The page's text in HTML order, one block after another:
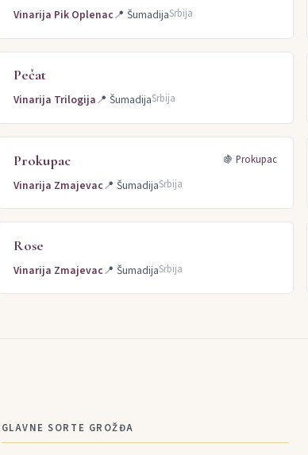
Vinarija Pik Oplenac📍ŠumadijaSrbija
Pečat
Vinarija Trilogija📍ŠumadijaSrbija
Prokupac 🍇 Prokupac
Vinarija Zmajevac📍ŠumadijaSrbija
Rose
Vinarija Zmajevac📍ŠumadijaSrbija
GLAVNE SORTE GROŽĐA